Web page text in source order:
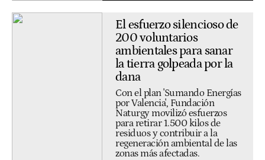
El esfuerzo silencioso de
200 voluntarios
ambientales para sanar
la tierra golpeada por la
dana
Con el plan 'Sumando Energías
por Valencia', Fundación
Naturgy movilizó esfuerzos
para retirar 1.500 kilos de
residuos y contribuir a la
regeneración ambiental de las
zonas más afectadas.